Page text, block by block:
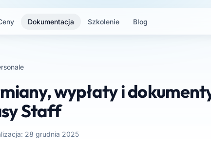
Dokumentacja Szkolenie Blog
wypłaty i
Staff
28 grudnia 2025